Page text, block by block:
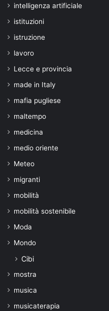
intelligenza artificiale
istituzioni
istruzione
lavoro
Lecce e provincia
made in Italy
mafia pugliese
maltempo
medicina
medio oriente
Meteo
migranti
mobilità
mobilità sostenibile
Moda
Mondo
Cibi
mostra
musica
musicaterapia